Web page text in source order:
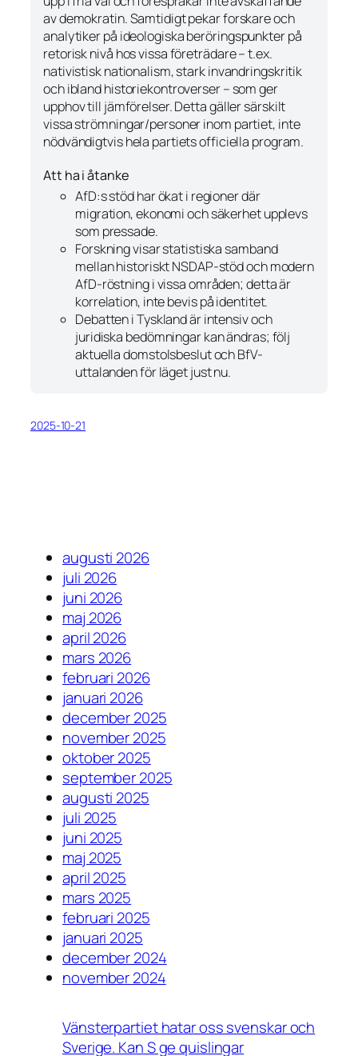
av demokratin. Samtidigt pekar forskare och
analytiker på ideologiska beröringspunkterpå
retorisk nivå hos vissa företrädare – t.ex.
nativistisk nationalism, stark invandringskritik
och ibland historiekontroverser – som ger
upphov till jämförelser. Detta gäller särskilt
vissa strömningar/personer inom partiet, inte
nödvändigtvis hela partiets officiella program.
Att ha i åtanke
AfD:s stöd har ökat i regioner där
migration, ekonomi och säkerhet upplevs
som pressade.
Forskning visar statistiska samband
mellan historiskt NSDAP-stöd och modern
AfD-röstning i vissa områden; detta är
korrelation, inte bevis på identitet.
Debatten i Tyskland är intensiv och
juridiska bedömningar kan ändras; följ
aktuella domstolsbeslut och BfV-
uttalanden för läget just nu.
2025-10-21
augusti 2026
juli 2026
juni 2026
maj 2026
april 2026
mars 2026
februari 2026
januari 2026
december 2025
november 2025
oktober 2025
september 2025
augusti 2025
juli 2025
juni 2025
maj 2025
april 2025
mars 2025
februari 2025
januari 2025
december 2024
november 2024
Vänsterpartiet hatar oss svenskar och
Sverige. Kan S ge quislingar